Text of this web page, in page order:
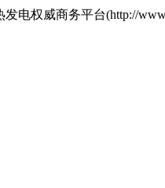
电权威商务平台(http://